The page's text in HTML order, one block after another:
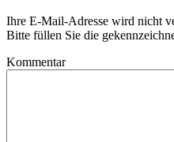
Ihre E-Mail-Adresse wird nicht
Bitte füllen Sie die
Kommentar